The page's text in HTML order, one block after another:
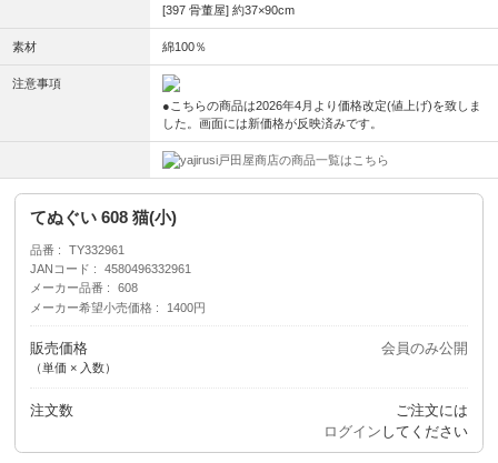
[397 骨董屋] 約37×90cm
素材 綿100％
注意事項
●こちらの商品は2026年4月より価格改定(値上げ)を致しま
した。画面には新価格が反映済みです。
戸田屋商店の商品一覧はこちら
てぬぐい 608 猫(小)
品番
TY332961
JANコード
4580496332961
メーカー品番
608
メーカー希望小売価格
1400円
販売価格
（単価 × 入数）
会員のみ公開
注文数
ご注文には
ログイン してください